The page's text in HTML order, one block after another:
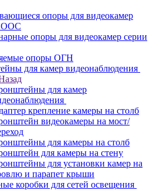
опоры для видеокамер
опоры для видеокамер серии
опоры ОГН
для камер видеонаблюдения
для камер
крепление камеры на столб
видеокамеры на мост/
для камеры на столб
для камеры на стену
для установки камер на
и парапет крыши
коробки для сетей освещения